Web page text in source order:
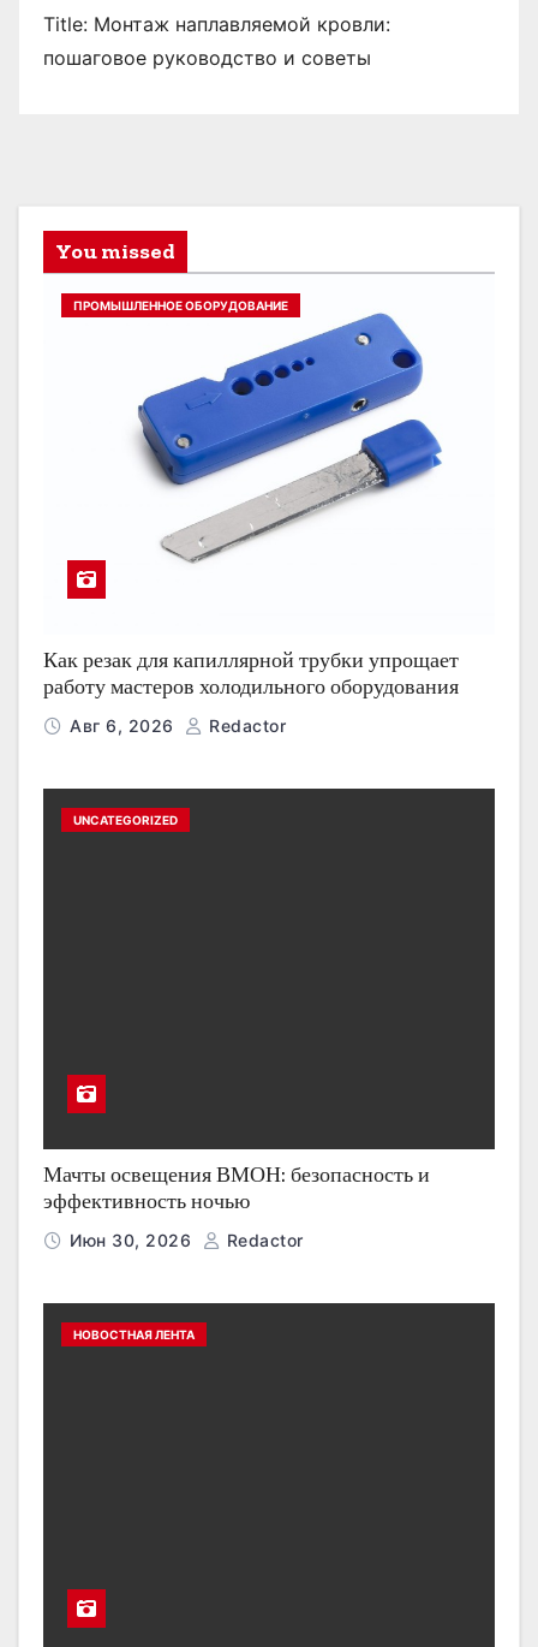
Title: Монтаж наплавляемой кровли:
пошаговое руководство и советы
You missed
ПРОМЫШЛЕННОЕ ОБОРУДОВАНИЕ
Как резак для капиллярной трубки упрощает
работу мастеров холодильного оборудования
Авг 6, 2026 Redactor
UNCATEGORIZED
Мачты освещения ВМОН: безопасность и
эффективность ночью
Июн 30, 2026 Redactor
НОВОСТНАЯ ЛЕНТА